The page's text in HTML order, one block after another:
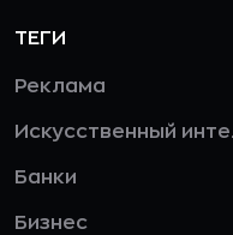
ТЕГИ
Реклама
Искусственный
Банки
Бизнес